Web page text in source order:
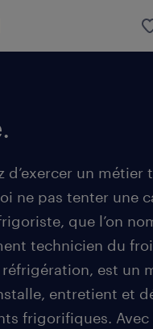
0
d’exercer un métier
ne pas tenter une
que l’on
technicien du
est un
entretient et
frigorifiques. Avec